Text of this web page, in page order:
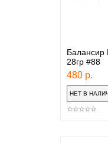
Балансир
28гр #88
480 р.